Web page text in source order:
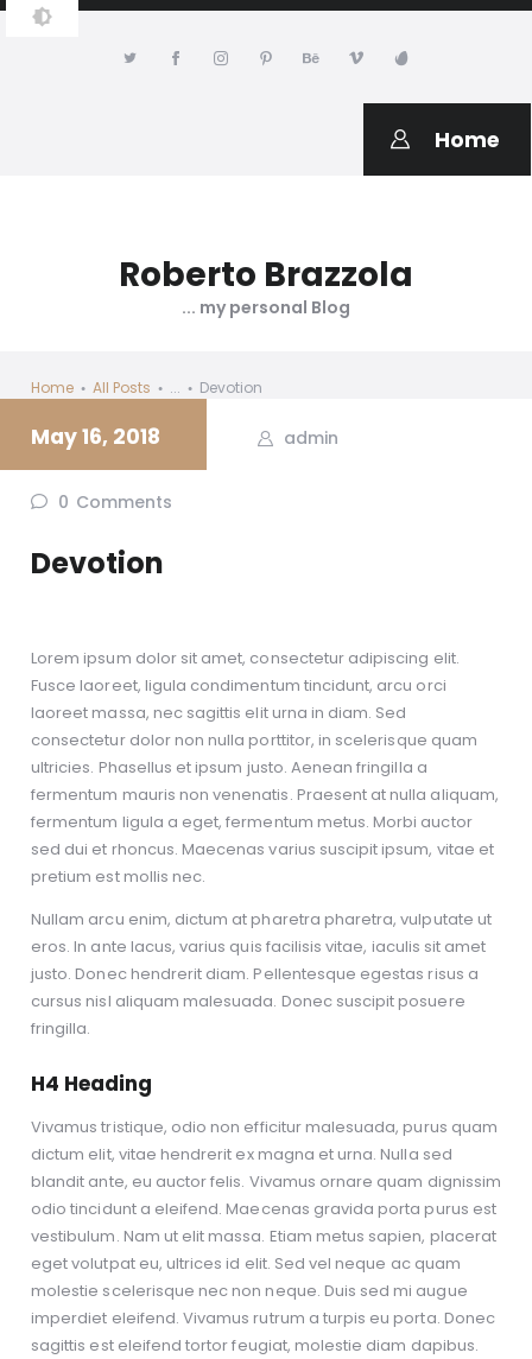
Home
Roberto Brazzola
... my personal Blog
Home All Posts ... Devotion
ROBERTO BRAZZOLA PERSONAL
May 16, 2018 admin
0 Comments
Devotion
Lorem ipsum dolor sit amet, consectetur adipiscing elit.
Fusce laoreet, ligula condimentum tincidunt, arcu orci
laoreet massa, nec sagittis elit urna in diam. Sed
consectetur dolor non nulla porttitor, in scelerisque quam
ultricies. Phasellus et ipsum justo. Aenean fringilla a
fermentum mauris non venenatis. Praesent at nulla aliquam,
fermentum ligula a eget, fermentum metus. Morbi auctor
sed dui et rhoncus. Maecenas varius suscipit ipsum, vitae et
pretium est mollis nec.
Nullam arcu enim, dictum at pharetra pharetra, vulputate ut
eros. In ante lacus, varius quis facilisis vitae, iaculis sit amet
justo. Donec hendrerit diam. Pellentesque egestas risus a
cursus nisl aliquam malesuada. Donec suscipit posuere
fringilla.
H4 Heading
Vivamus tristique, odio non efficitur malesuada, purus quam
dictum elit, vitae hendrerit ex magna et urna. Nulla sed
blandit ante, eu auctor felis. Vivamus ornare quam dignissim
odio tincidunt a eleifend. Maecenas gravida porta purus est
vestibulum. Nam ut elit massa. Etiam metus sapien, placerat
eget volutpat eu, ultrices id elit. Sed vel neque ac quam
molestie scelerisque nec non neque. Duis sed mi augue
imperdiet eleifend. Vivamus rutrum a turpis eu porta. Donec
sagittis est eleifend tortor feugiat, molestie diam dapibus.